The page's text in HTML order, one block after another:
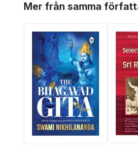
Mer från samma